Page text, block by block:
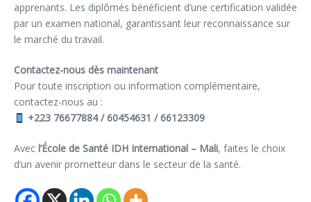
apprenants. Les diplômés bénéficient d’une certification validée
par un examen national, garantissant leur reconnaissance sur
le marché du travail.
Contactez-nous dès maintenant
Pour toute inscription ou information complémentaire,
contactez-nous au :
+223 76677884 / 60454631 / 66123309
Avec l’École de Santé IDH International – Mali, faites le choix
d’un avenir prometteur dans le secteur de la santé.